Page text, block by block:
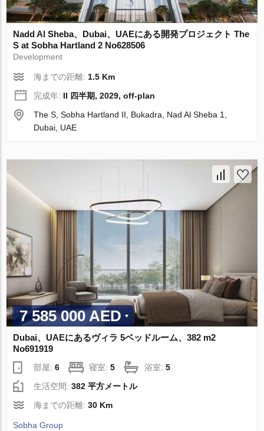
Nadd Al Sheba、Dubai、UAEにある開発プロジェクト The
S at Sobha Hartland 2 No628506
Development
海までの距離: 1.5 Km
完成年: II 四半期, 2029, off-plan
The S, Sobha Hartland II, Bukadra, Nad Al Sheba 1,
Dubai, UAE
7 585 000 AED
Dubai、UAEにあるヴィラ 5ベッドルーム、382 m2
No691919
部屋:6 寝室:5 浴室:5
生活空間:382 平方メートル
海までの距離:30 Km
Sobha Group